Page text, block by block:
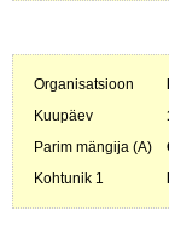
Organisatsioon
Kuupäev
Parim mängija (A)
Kohtunik 1